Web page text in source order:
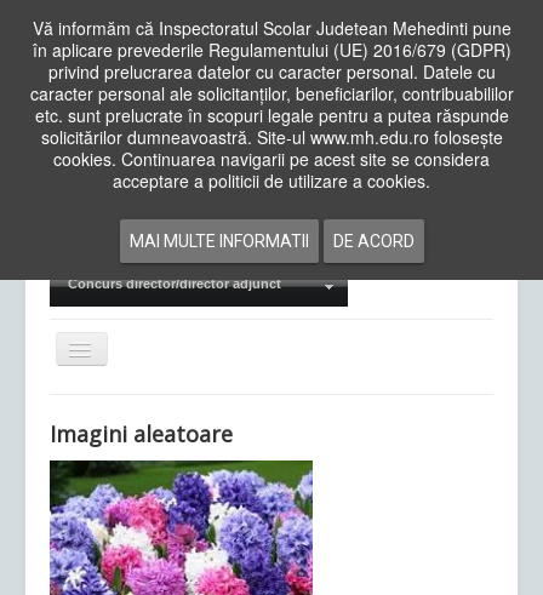
Vă informăm că Inspectoratul Scolar Judetean Mehedinti pune
în aplicare prevederile Regulamentului (UE) 2016/679 (GDPR)
privind prelucrarea datelor cu caracter personal. Datele cu
caracter personal ale solicitanților, beneficiarilor, contribuabililor
etc. sunt prelucrate în scopuri legale pentru a putea răspunde
solicitărilor dumneavoastră. Site-ul www.mh.edu.ro folosește
cookies. Continuarea navigarii pe acest site se considera
acceptare a politicii de utilizare a cookies.
MAI MULTE INFORMATII DE ACORD
Cauta
in
siteAcasa Cadre Didactice
Examene Naționale
Concurs director/director adjunct
Comută
navigarea
Ultimele articole: Vi, 04.11.2022 -
Județean Mehedinți
Imagini aleatoare